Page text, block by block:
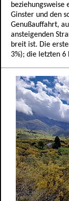
beziehungsweise
Ginster und den
Genußauffahrt,
ansteigenden
breit ist. Die
3%); die letzten 6